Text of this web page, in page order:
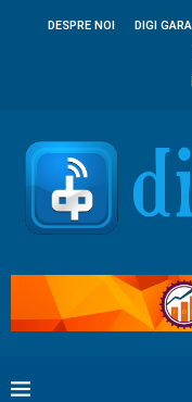
DESPRE NOI DIGI